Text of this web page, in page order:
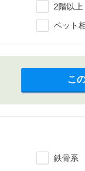
2階以上
ペット
こ
鉄骨系